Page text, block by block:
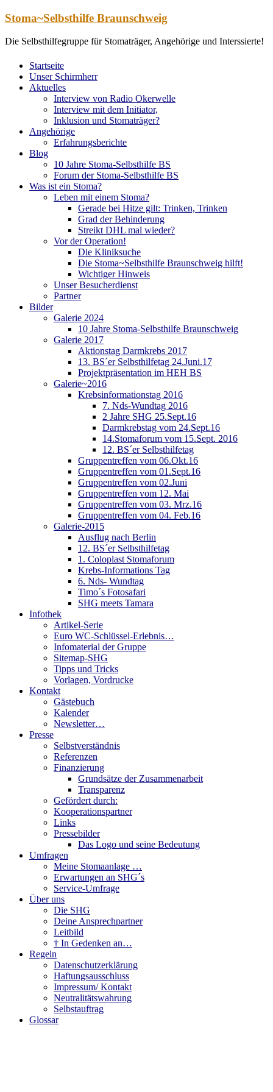
Zum
springen
Stoma~Selbsthilfe Braunschweig
Die Selbsthilfegruppe für Stomaträger, Angehörige und Interssierte!
Startseite
Unser Schirmherr
Aktuelles
Interview von Radio Okerwelle
Interview mit dem Initiator,
Inklusion und Stomaträger?
Angehörige
Erfahrungsberichte
Blog
10 Jahre Stoma-Selbsthilfe BS
Forum der Stoma-Selbsthilfe BS
Was ist ein Stoma?
Leben mit einem Stoma?
Gerade bei Hitze gilt: Trinken, Trinken
Grad der Behinderung
Streikt DHL mal wieder?
Vor der Operation!
Die Kliniksuche
Die Stoma~Selbsthilfe Braunschweig hilft!
Wichtiger Hinweis
Unser Besucherdienst
Partner
Bilder
Galerie 2024
10 Jahre Stoma-Selbsthilfe Braunschweig
Galerie 2017
Aktionstag Darmkrebs 2017
13. BS´er Selbsthilfetag 24.Juni.17
Projektpräsentation im HEH BS
Galerie~2016
Krebsinformationstag 2016
7. Nds-Wundtag 2016
2 Jahre SHG 25.Sept.16
Darmkrebstag vom 24.Sept.16
14.Stomaforum vom 15.Sept. 2016
12. BS´er Selbsthilfetag
Gruppentreffen vom 06.Okt.16
Gruppentreffen vom 01.Sept.16
Gruppentreffen vom 02.Juni
Gruppentreffen vom 12. Mai
Gruppentreffen vom 03. Mrz.16
Gruppentreffen vom 04. Feb.16
Galerie-2015
Ausflug nach Berlin
12. BS´er Selbsthilfetag
1. Coloplast Stomaforum
Krebs-Informations Tag
6. Nds- Wundtag
Timo´s Fotosafari
SHG meets Tamara
Infothek
Artikel-Serie
Euro WC-Schlüssel-Erlebnis…
Infomaterial der Gruppe
Sitemap-SHG
Tipps und Tricks
Vorlagen, Vordrucke
Kontakt
Gästebuch
Kalender
Newsletter…
Presse
Selbstverständnis
Referenzen
Finanzierung
Grundsätze der Zusammenarbeit
Transparenz
Gefördert durch:
Kooperationspartner
Links
Pressebilder
Das Logo und seine Bedeutung
Umfragen
Meine Stomaanlage …
Erwartungen an SHG´s
Service-Umfrage
Über uns
Die SHG
Deine Ansprechpartner
Leitbild
† In Gedenken an…
Regeln
Datenschutzerklärung
Haftungsausschluss
Impressum/ Kontakt
Neutralitätswahrung
Selbstauftrag
Glossar